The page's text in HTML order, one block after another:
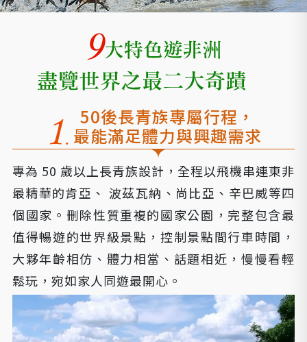
50後長青族專屬行程，
最能滿足體力與興趣需求
專為 50 歲以上長青族設計，全程以飛機串連東非
最精華的肯亞、 波茲瓦納、尚比亞、辛巴威等四
個國家。刪除性質重複的國家公園，完整包含最
值得暢遊的世界級景點，控制景點間行車時間，
大夥年齡相仿、體力相當、話題相近，慢慢看輕
鬆玩，宛如家人同遊最開心。